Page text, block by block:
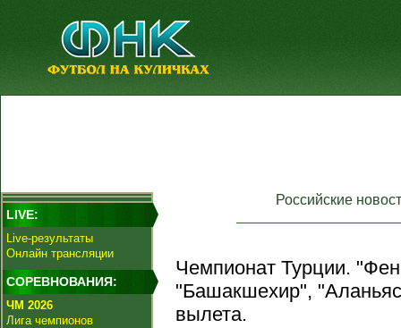
LIVE:
Live-результаты
Онлайн трансляции
СОРЕВНОВАНИЯ:
ЧМ 2026
Лига чемпионов
Российские
Чемпионат Турции.
"Башакшехир",
вылета.